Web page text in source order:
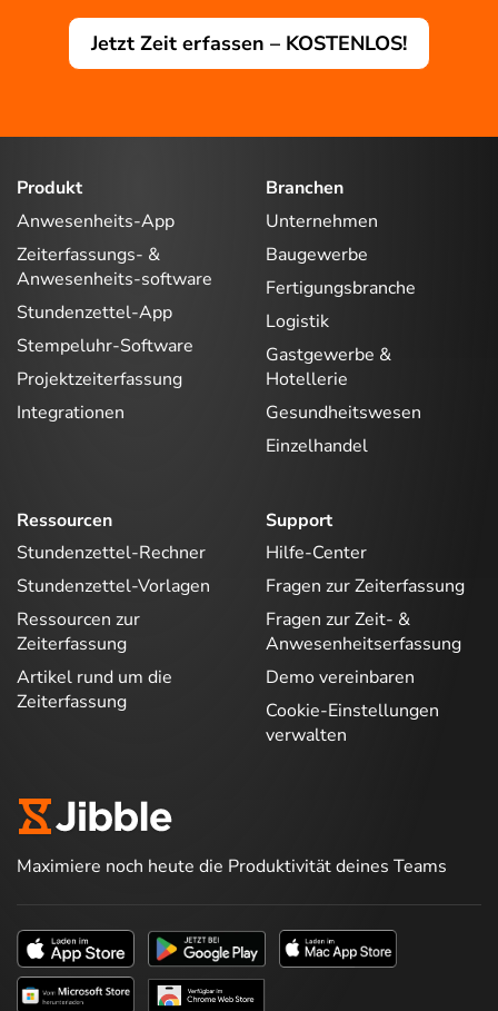
Jetzt Zeit erfassen – KOSTENLOS!
Produkt
Anwesenheits-App
Zeiterfassungs- &
Anwesenheits-software
Stundenzettel-App
Stempeluhr-Software
Projektzeiterfassung
Integrationen
Branchen
Unternehmen
Baugewerbe
Fertigungsbranche
Logistik
Gastgewerbe &
Hotellerie
Gesundheitswesen
Einzelhandel
Ressourcen
Stundenzettel-Rechner
Stundenzettel-Vorlagen
Ressourcen zur
Zeiterfassung
Artikel rund um die
Zeiterfassung
Support
Hilfe-Center
Fragen zur Zeiterfassung
Fragen zur Zeit- &
Anwesenheitserfassung
Demo vereinbaren
Cookie-Einstellungen
verwalten
Maximiere noch heute die Produktivität deines Teams